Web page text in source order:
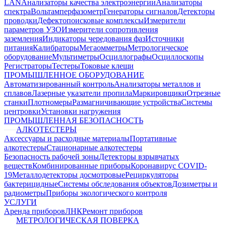
LANАнализаторы качества электроэнергииАнализаторы
спектраВольтамперфазометрГенераторы сигналовДетекторы
проводкиДефектопоисковые комплексыИзмерители
параметров УЗОИзмерители сопротивления
заземленияИндикаторы чередования фазИсточники
питанияКалибраторыМегаомметрыМетрологическое
оборудованиеМультиметрыОсциллографыОсциллоскопы
РегистраторыТестерыТоковые клещи
ПРОМЫШЛЕННОЕ ОБОРУДОВАНИЕ
Автоматизированный контрольАнализаторы металлов и
сплавовЛазерные указатели пропилаМаркировщикиОтрезные
станкиПлотномерыРазмагничивающие устройстваСистемы
центровкиУстановки нагружения
ПРОМЫШЛЕННАЯ БЕЗОПАСНОСТЬ
АЛКОТЕСТЕРЫ
Аксессуары и расходные материалыПортативные
алкотестерыСтационарные алкотестеры
Безопасность рабочей зоныДетекторы взрывчатых
веществКомбинированные приборыКоронавирус COVID-
19Металлодетекторы досмотровыеРециркуляторы
бактерицидныеСистемы обследования объектовДозиметры и
радиометрыПриборы экологического контроля
УСЛУГИ
Аренда приборовЛНКРемонт приборов
МЕТРОЛОГИЧЕСКАЯ ПОВЕРКА